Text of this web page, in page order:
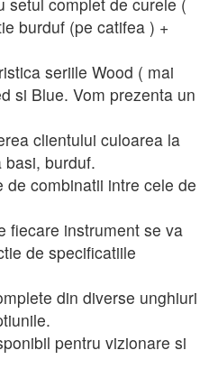
burduf (pe catifea ) +
seriile Wood ( mai
si Blue. Vom prezenta un
clientului culoarea la
burduf.
combinatii intre cele de
fiecare instrument se va
de specificatiile
din diverse unghiuri
pentru vizionare si